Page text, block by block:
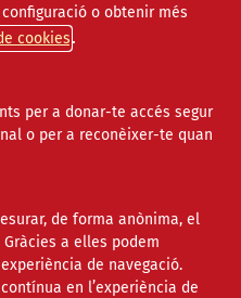
o obtenir més
cookies
per a donar-te accés segur
o per a reconèixer-te quan
de forma anònima, el
a elles podem
de navegació.
en l’experiència de